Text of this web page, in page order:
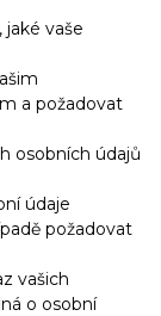
jaké vaše
a požadovat
osobních údajů
údaje
požadovat
vašich
o osobní